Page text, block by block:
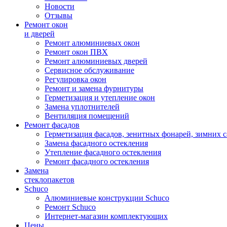
Новости
Отзывы
Ремонт окон
и дверей
Ремонт алюминиевых окон
Ремонт окон ПВХ
Ремонт алюминиевых дверей
Сервисное обслуживание
Регулировка окон
Ремонт и замена фурнитуры
Герметизация и утепление окон
Замена уплотнителей
Вентиляция помещений
Ремонт фасадов
Герметизация фасадов, зенитных фонарей, зимних
Замена фасадного остекления
Утепление фасадного остекления
Ремонт фасадного остекления
Замена
стеклопакетов
Schuco
Алюминиевые конструкции Schuco
Ремонт Schuco
Интернет-магазин комплектующих
Цены